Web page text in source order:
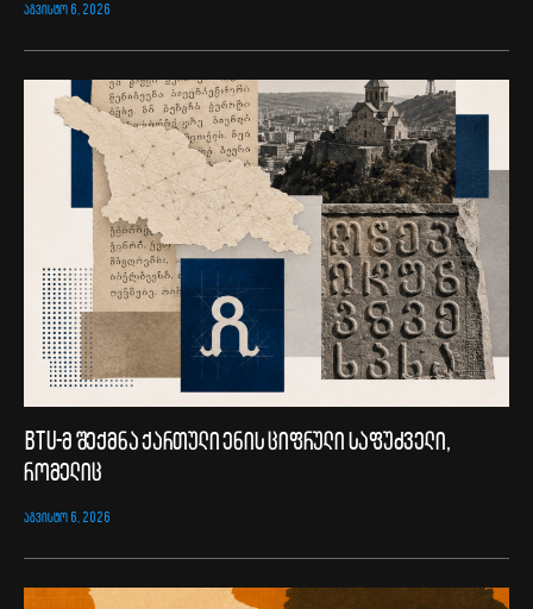
ᲐᲒᲕᲘᲡᲢᲝ 6, 2026
BTU-მ შექმნა ქართული ენის ციფრული საფუძველი,
რომელიც
ᲐᲒᲕᲘᲡᲢᲝ 6, 2026